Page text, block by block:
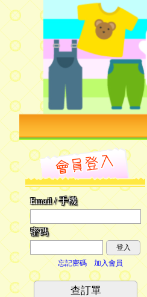
Email / 手機
密碼
登入
忘記密碼
加入會員
查訂單